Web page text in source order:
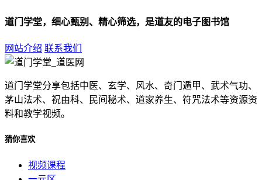
道门学堂，细心甄别、精心筛选，是道友的电子图书馆
网站介绍 联系我们
道门学堂分享包括中医、玄学、风水、奇门遁甲、武术气功、
茅山法术、祝由科、民间秘术、道家养生、符咒法术等资源资
料和教学视频。
猜你喜欢
视频课程